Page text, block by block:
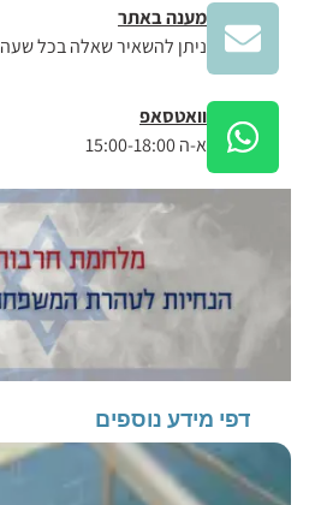
מענה באתר
ניתן להשאיר שאלה בכל שעה
וואטסאפ
א-ה 15:00-18:00
דפי מידע נוספים